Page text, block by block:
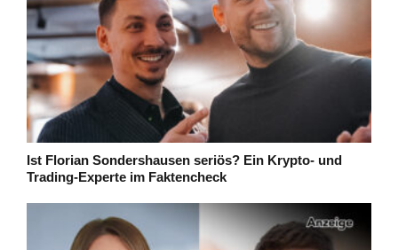
Ist Florian Sondershausen seriös? Ein Krypto- und
Trading-Experte im Faktencheck